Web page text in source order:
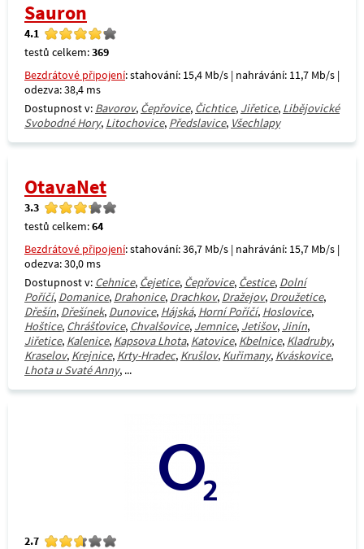
Sauron
4.1
testů celkem:369
Bezdrátové připojení: stahování: 15,4 Mb/s | nahrávání: 11,7 Mb/s |
odezva: 38,4 ms
Dostupnost v: Bavorov, Čepřovice, Čichtice, Jiřetice, Libějovické
Svobodné Hory, Litochovice, Předslavice, Všechlapy
OtavaNet
3.3
testů celkem:64
Bezdrátové připojení: stahování: 36,7 Mb/s | nahrávání: 15,7 Mb/s |
odezva: 30,0 ms
Dostupnost v: Cehnice, Čejetice, Čepřovice, Čestice, Dolní
Poříčí, Domanice, Drahonice, Drachkov, Dražejov, Droužetice,
Dřešín, Dřešínek, Dunovice, Hájská, Horní Poříčí, Hoslovice,
Hoštice, Chrášťovice, Chvalšovice, Jemnice, Jetišov, Jinín,
Jiřetice, Kalenice, Kapsova Lhota, Katovice, Kbelnice, Kladruby,
Kraselov, Krejnice, Krty-Hradec, Krušlov, Kuřimany, Kváskovice,
Lhota u Svaté Anny, ...
2.7